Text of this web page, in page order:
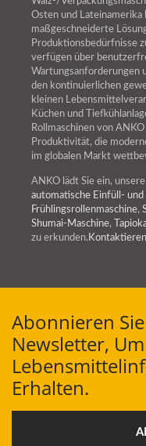
Osten und
maßgeschneiderte
Produktionsbedürfnisse
verfügen über
Wartungsanforderungen
den kontinuierlichen
kleinen
Küchen und
Rollmaschinen von
Produktivität, die
im globalen Markt
ANKO lädt Sie ein,
automatische Einfüll- und
Frühlingsrollenmaschine,
Shumai-Maschine,
zu erkunden.
Abonnieren
Newsletter,
Erhalten.